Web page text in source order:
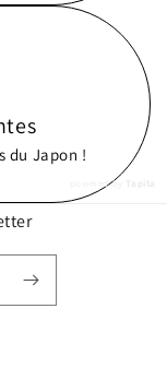
du Japon !
powered by